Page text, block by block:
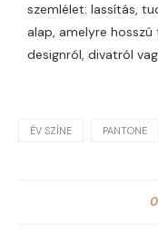
szemlélet: lassítás,
alap, amelyre
designról, divatról
ÉV SZÍNE PANTONE
0